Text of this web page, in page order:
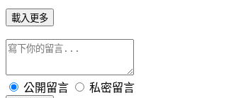
載入更多
公開留言 私密留言